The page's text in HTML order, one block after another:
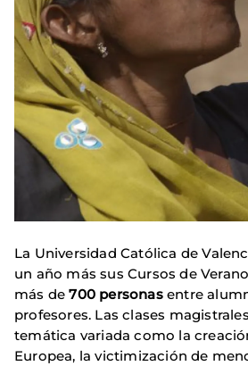
La Universidad Católica de
un año más sus Cursos de
más de700 personasentre
profesores. Las clases
temática variada como la
Europea, la victimización de